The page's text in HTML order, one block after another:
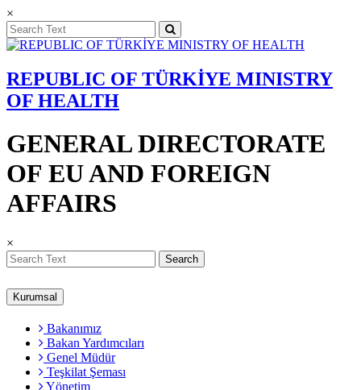
×
REPUBLIC OF TÜRKİYE MINISTRY
OF HEALTH
GENERAL DIRECTORATE
OF EU AND FOREIGN
AFFAIRS
×
Search
Kurumsal
Bakanımız
Bakan Yardımcıları
Genel Müdür
Teşkilat Şeması
Yönetim